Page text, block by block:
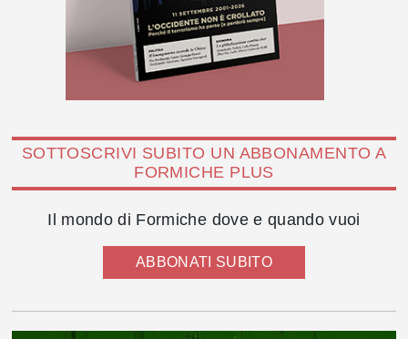
SOTTOSCRIVI SUBITO UN ABBONAMENTO A
FORMICHE PLUS
Il mondo di Formiche dove e quando vuoi
ABBONATI SUBITO